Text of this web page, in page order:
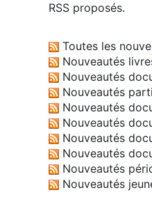
RSS proposés.
Toutes les
Nouveautés
Nouveautés
Nouveautés
Nouveautés
Nouveautés
Nouveautés
Nouveautés
Nouveautés
Nouveautés